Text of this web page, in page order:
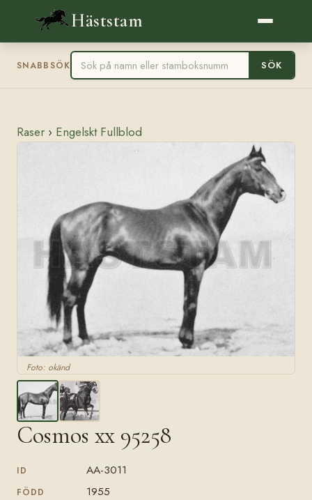
Häststam
SNABBSÖK SÖK
Raser › Engelskt Fullblod
Foto: okänd
Cosmos xx 95258
ID AA-3011
FÖDD 1955